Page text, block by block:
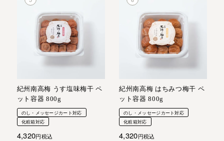
紀州南高梅 うす塩味梅干 ペ
ット容器 800g
のし・メッセージカート対応
化粧箱対応
4,320 税込
紀州南高梅 はちみつ梅干 ペ
ット容器 800g
のし・メッセージカート対応
化粧箱対応
4,320 税込